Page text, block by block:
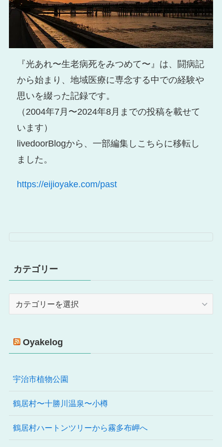
『光あれ〜生老病死をみつめて〜』は、闘病記
から始まり、地域医療に専念する中での経験や
思いを綴った記録です。
（2004年7月〜2024年8月までの投稿を載せて
います）
livedoorBlogから、一部編集しこちらに移転し
ました。
https://eijioyake.com/past
カテゴリー
リ
Oyakelog
宇治市植物公園
鶴居村〜十勝川温泉〜小樽
鶴居村ハートンツリーから霧多布岬へ